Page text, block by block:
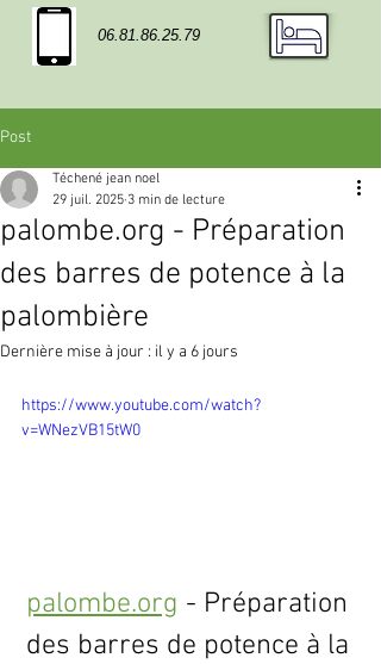
06.81.86.25.79
Post
palombe.org - Préparation
des barres de potence à la
palombière
Téchené jean noel
29 juil. 2025 3 min de lecture
Dernière mise à jour : il y a 6 jours
https://www.youtube.com/watch?
v=WNezVB15tW0
palombe.org - Préparation
des barres de potence à la